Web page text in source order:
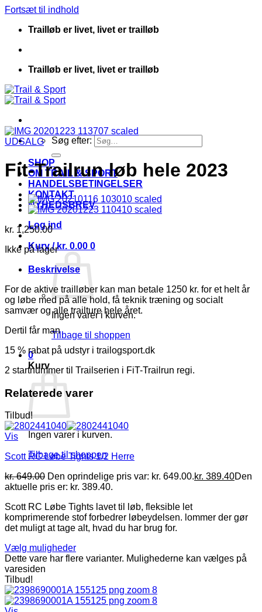
Fortsæt til indhold
Trailløb er livet, livet er trailløb
Trailløb er livet, livet er trailløb
Søg efter:
SHOP
OM TRAIL & SPORT
HANDELSBETINGELSER
KONTAKT
NYHEDSBREV
Log ind
Kurv /kr. 0.00 0
Ingen varer i kurven.
Tilbage til shoppen
0
Kurv
Ingen varer i kurven.
Tilbage til shoppen
UDSALG
Fit-Trailrun løb hele 2023
kr. 1,250.00
Ikke på lager
Beskrivelse
For de aktive trailløber kan man betale 1250 kr. for et helt år
og løbe med på alle hold, få teknik træning og socialt
samvær og alle trailture hele året.
Dertil får man
15 % rabat på udstyr i trailogsport.dk
2 startnummer til Trailserien i FiT-Trailrun regi.
Relaterede varer
Tilbud!
Vis
Scott RC Løbe Tights 1/2 Herre
kr.649.00 Den oprindelige pris var: kr. 649.00.kr. 389.40Den
aktuelle pris er: kr. 389.40.
Scott RC Løbe Tights lavet til løb, fleksible let
komprimerende stof forbedrer løbeydelsen. lommer der gør
det muligt at tage alt, hvad du har brug for.
Vælg muligheder
Dette vare har flere varianter. Mulighederne kan vælges på
varesiden
Tilbud!